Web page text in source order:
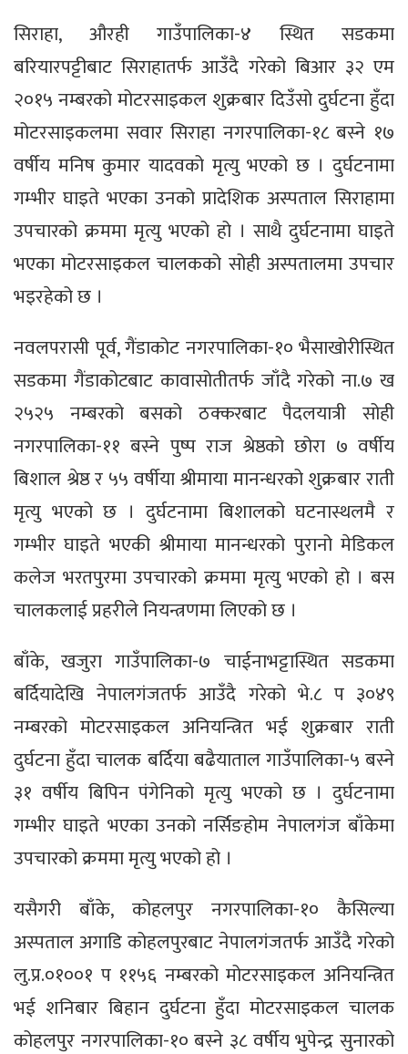
सिराहा, औरही गाउँपालिका-४ स्थित सडकमा
बरियारपट्टीबाट सिराहातर्फ आउँदै गरेको बिआर ३२ एम
२०१५ नम्बरको मोटरसाइकल शुक्रबार दिउँसो दुर्घटना हुँदा
मोटरसाइकलमा सवार सिराहा नगरपालिका-१८ बस्ने १७
वर्षीय मनिष कुमार यादवको मृत्यु भएको छ । दुर्घटनामा
गम्भीर घाइते भएका उनको प्रादेशिक अस्पताल सिराहामा
उपचारको क्रममा मृत्यु भएको हो । साथै दुर्घटनामा घाइते
भएका मोटरसाइकल चालकको सोही अस्पतालमा उपचार
भइरहेको छ ।
नवलपरासी पूर्व, गैंडाकोट नगरपालिका-१० भैसाखोरीस्थित
सडकमा गैंडाकोटबाट कावासोतीतर्फ जाँदै गरेको ना.७ ख
२५२५ नम्बरको बसको ठक्करबाट पैदलयात्री सोही
नगरपालिका-११ बस्ने पुष्प राज श्रेष्ठको छोरा ७ वर्षीय
बिशाल श्रेष्ठ र ५५ वर्षीया श्रीमाया मानन्धरको शुक्रबार राती
मृत्यु भएको छ । दुर्घटनामा बिशालको घटनास्थलमै र
गम्भीर घाइते भएकी श्रीमाया मानन्धरको पुरानो मेडिकल
कलेज भरतपुरमा उपचारको क्रममा मृत्यु भएको हो । बस
चालकलाई प्रहरीले नियन्त्रणमा लिएको छ ।
बाँके, खजुरा गाउँपालिका-७ चाईनाभट्टास्थित सडकमा
बर्दियादेखि नेपालगंजतर्फ आउँदै गरेको भे.८ प ३०४९
नम्बरको मोटरसाइकल अनियन्त्रित भई शुक्रबार राती
दुर्घटना हुँदा चालक बर्दिया बढैयाताल गाउँपालिका-५ बस्ने
३१ वर्षीय बिपिन पंगेनिको मृत्यु भएको छ । दुर्घटनामा
गम्भीर घाइते भएका उनको नर्सिङहोम नेपालगंज बाँकेमा
उपचारको क्रममा मृत्यु भएको हो ।
यसैगरी बाँके, कोहलपुर नगरपालिका-१० कैसिल्या
अस्पताल अगाडि कोहलपुरबाट नेपालगंजतर्फ आउँदै गरेको
लु.प्र.०१००१ प ११५६ नम्बरको मोटरसाइकल अनियन्त्रित
भई शनिबार बिहान दुर्घटना हुँदा मोटरसाइकल चालक
कोहलपुर नगरपालिका-१० बस्ने ३८ वर्षीय भुपेन्द्र सुनारको